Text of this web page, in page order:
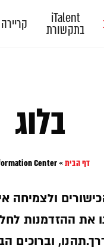
iTalent
בתקשורת קריירה
בלוג
דף הבית»
Center
ולצמיחה
את ההזדמנות
וברוכים